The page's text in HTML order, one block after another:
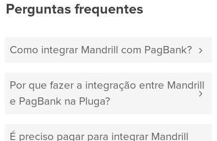
Perguntas frequentes
Como integrar Mandrill com PagBank?
Por que fazer a integração entre Mandrill
e PagBank na Pluga?
É preciso pagar para integrar Mandrill